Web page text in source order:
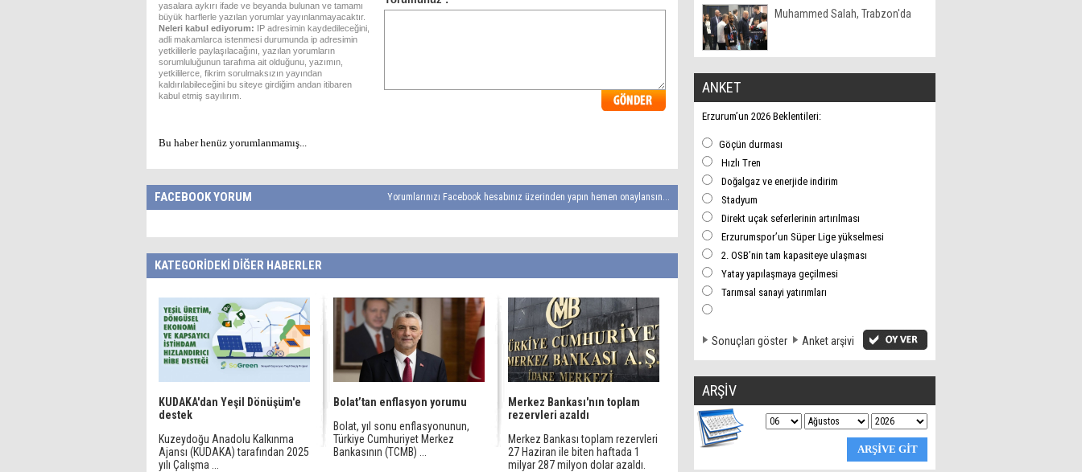
yasalara aykırı ifade ve beyanda bulunan ve tamamı
büyük harflerle yazılan yorumlar yayınlanmayacaktır.
Neleri kabul ediyorum: IP adresimin kaydedileceğini,
adli makamlarca istenmesi durumunda ip adresimin
yetkililerle paylaşılacağını, yazılan yorumların
sorumluluğunun tarafıma ait olduğunu, yazımın,
yetkililerce, fikrim sorulmaksızın yayından
kaldırılabileceğini bu siteye girdiğim andan itibaren
kabul etmiş sayılırım.
Bu haber henüz yorumlanmamış...
FACEBOOK YORUM Yorumlarınızı Facebook hesabınız üzerinden yapın hemen onaylansın...
KATEGORİDEKİ DİĞER HABERLER
KUDAKA'dan Yeşil Dönüşüm'e
destek
Kuzeydoğu Anadolu Kalkınma
Ajansı (KUDAKA) tarafından 2025
yılı Çalışma ...
Bolat’tan enflasyon yorumu
Bolat, yıl sonu enflasyonunun,
Türkiye Cumhuriyet Merkez
Bankasının (TCMB) ...
Merkez Bankası'nın toplam
rezervleri azaldı
Merkez Bankası toplam rezervleri
27 Haziran ile biten haftada 1
milyar 287 milyon dolar azaldı.
Muhammed Salah, Trabzon'da
ANKET
Erzurum’un 2026 Beklentileri:
Göçün durması
Hızlı Tren
Doğalgaz ve enerjide indirim
Stadyum
Direkt uçak seferlerinin artırılması
Erzurumspor’un Süper Lige yükselmesi
2. OSB’nin tam kapasiteye ulaşması
Yatay yapılaşmaya geçilmesi
Tarımsal sanayi yatırımları
Sonuçları göster Anket arşivi
ARŞİV